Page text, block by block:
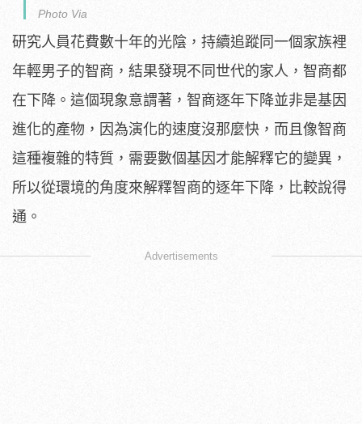
Photo Via
研究人員花費數十年的光陰，持續追蹤同一個家族裡
年輕男子的智商，結果發現不同世代的家人，智商都
在下降。這個現象意謂著，智商逐年下降並非是基因
進化的產物，因為演化的速度沒那麼快，而且像智商
這種複雜的特質，需要數個基因才能解釋它的變異，
所以從環境的角度來解釋智商的逐年下降，比較說得
通。
Advertisements